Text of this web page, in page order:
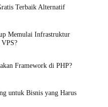
Terbaik Alternatif
Memulai Infrastruktur
Framework di PHP?
untuk Bisnis yang Harus